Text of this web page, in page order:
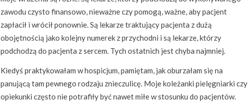
zawodu czysto finansowo, nieważne czy pomogą, ważne, aby pacjent
zapłacił i wrócił ponownie. Są lekarze traktujący pacjenta z dużą
obojętnością jako kolejny numerek z przychodni i są lekarze, którzy
podchodzą do pacjenta z sercem. Tych ostatnich jest chyba najmniej.
Kiedyś praktykowałam w hospicjum, pamiętam, jak oburzałam się na
panującą tam pewnego rodzaju znieczulicę. Moje koleżanki pielęgniarki czy
opiekunki często nie potrafiły być nawet miłe w stosunku do pacjentów.